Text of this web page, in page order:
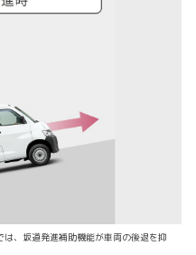
、坂道発進補助機能が車両の後退を抑